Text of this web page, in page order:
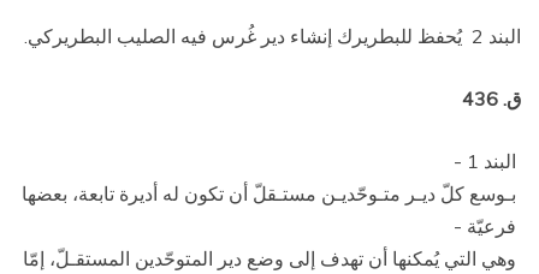
البند 2 ­ يُحفظ للبطريرك إنشاء دير غُرس فيه الصليب البطريركي.
ق. 436
البند 1 ­
بـوسع كلّ ديـر متـوحّديـن مستـقلّ أن تكون له أديرة تابعة، بعضها
فرعيّة ­
وهي التي يُمكنها أن تهدف إلى وضع دير المتوحّدين المستقـلّ، إمّا